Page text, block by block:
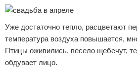
Уже достаточно тепло, расцветают
температура воздуха повышается,
Птицы оживились, весело щебечут,
обдувает лицо.